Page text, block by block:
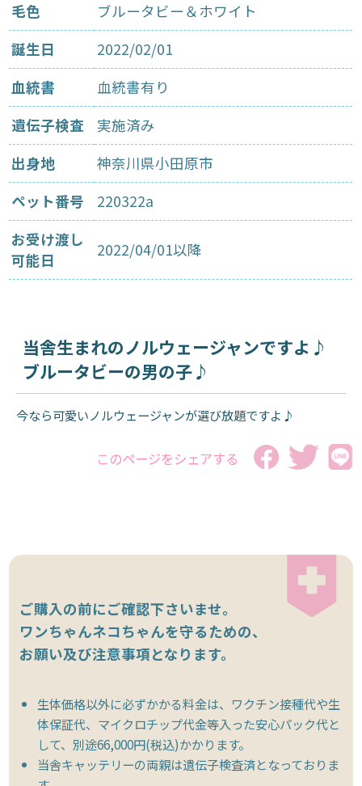
毛色
ブルータビー＆ホワイト
誕生日
2022/02/01
血統書
血統書有り
遺伝子検査
実施済み
出身地
神奈川県小田原市
ペット番号
220322a
お受け渡し
可能日
2022/04/01以降
当舎生まれのノルウェージャンですよ♪
ブルータビーの男の子♪
今なら可愛いノルウェージャンが選び放題ですよ♪
このページをシェアする
ご購入の前にご確認下さいませ。
ワンちゃんネコちゃんを守るための、
お願い及び注意事項となります。
生体価格以外に必ずかかる料金は、ワクチン接種代や生
体保証代、マイクロチップ代金等入った安心パック代と
して、別途66,000円(税込)かかります。
当舎キャッテリーの両親は遺伝子検査済となっておりま